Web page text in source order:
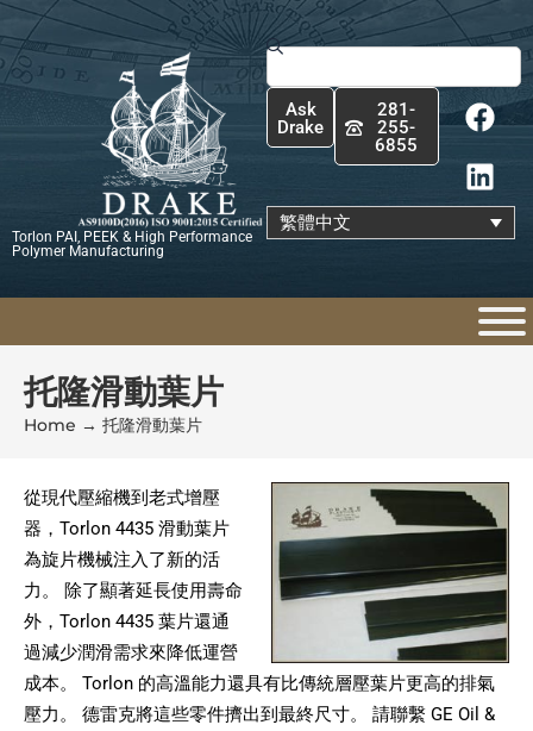
跳
至
主
Torlon PAI, PEEK & High Performance
Polymer Manufacturing
搜
尋
Ask
Drake
281-
255-
6855
F
a
c
e
b
o
k
L
i
n
k
e
d
n
繁體中文
托隆滑動葉片
Home → 托隆滑動葉片
從現代壓縮機到老式增壓
器，Torlon 4435 滑動葉片
為旋片機械注入了新的活
力。 除了顯著延長使用壽命
外，Torlon 4435 葉片還通
過減少潤滑需求來降低運營
成本。 Torlon 的高溫能力還具有比傳統層壓葉片更高的排氣
壓力。 德雷克將這些零件擠出到最終尺寸。 請聯繫 GE Oil &